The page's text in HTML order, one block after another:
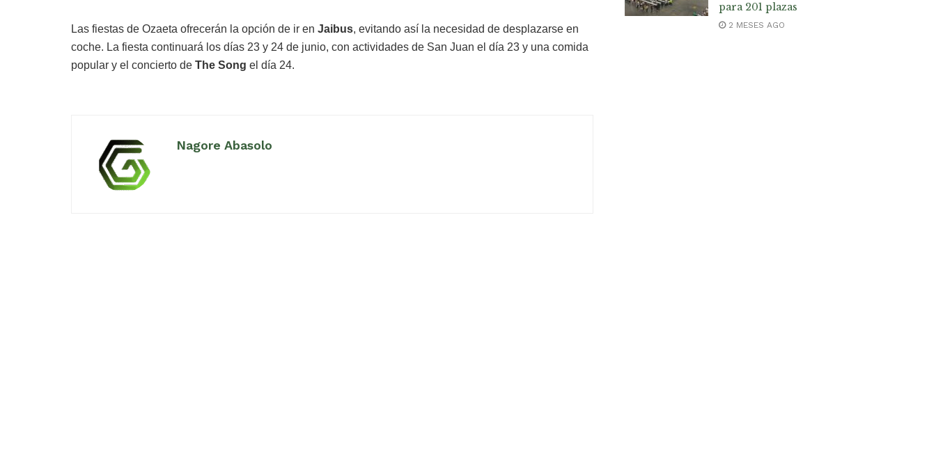
Las fiestas de Ozaeta ofrecerán la opción de ir en Jaibus, evitando así la necesidad de desplazarse en
coche. La fiesta continuará los días 23 y 24 de junio, con actividades de San Juan el día 23 y una comida
popular y el concierto de The Song el día 24.
Nagore Abasolo
para 201 plazas
2 MESES AGO